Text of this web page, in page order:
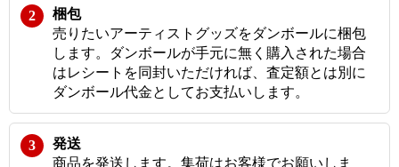
梱包
売りたいアーティストグッズをダンボールに梱包
します。ダンボールが手元に無く購入された場合
はレシートを同封いただければ、査定額とは別に
ダンボール代金としてお支払いします。
発送
商品を発送します。集荷はお客様でお願いしま